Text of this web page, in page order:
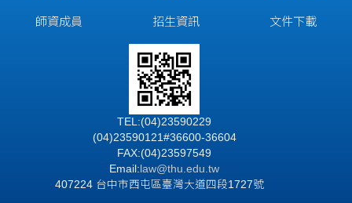
師資成員 招生資訊 文件下載
TEL:(04)23590229
(04)23590121#36600-36604
FAX:(04)23597549
Email: law@thu.edu.tw
407224 台中市西屯區臺灣大道四段1727號